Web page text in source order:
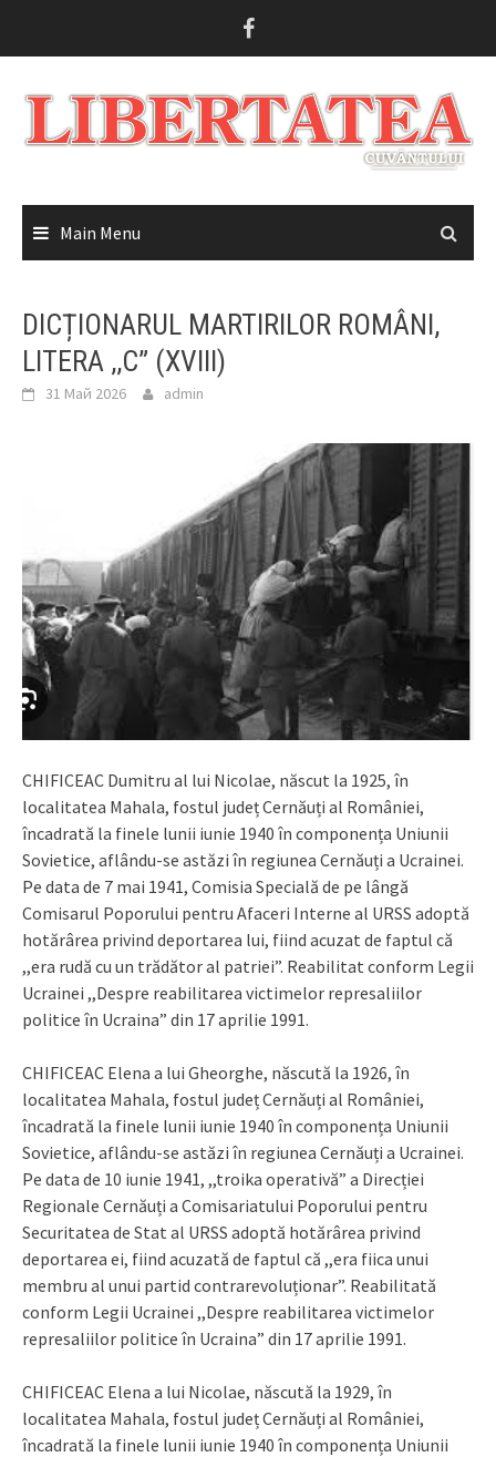
Main Menu
DICȚIONARUL MARTIRILOR ROMÂNI,
LITERA ,,C” (XVIII)
31 Май 2026 admin
CHIFICEAC Dumitru al lui Nicolae, născut la 1925, în
localitatea Mahala, fostul județ Cernăuți al României,
încadrată la finele lunii iunie 1940 în componența Uniunii
Sovietice, aflându-se astăzi în regiunea Cernăuți a Ucrainei.
Pe data de 7 mai 1941, Comisia Specială de pe lângă
Comisarul Poporului pentru Afaceri Interne al URSS adoptă
hotărârea privind deportarea lui, fiind acuzat de faptul că
,,era rudă cu un trădător al patriei”. Reabilitat conform Legii
Ucrainei ,,Despre reabilitarea victimelor represaliilor
politice în Ucraina” din 17 aprilie 1991.
CHIFICEAC Elena a lui Gheorghe, născută la 1926, în
localitatea Mahala, fostul județ Cernăuți al României,
încadrată la finele lunii iunie 1940 în componența Uniunii
Sovietice, aflându-se astăzi în regiunea Cernăuți a Ucrainei.
Pe data de 10 iunie 1941, ,,troika operativă” a Direcției
Regionale Cernăuți a Comisariatului Poporului pentru
Securitatea de Stat al URSS adoptă hotărârea privind
deportarea ei, fiind acuzată de faptul că ,,era fiica unui
membru al unui partid contrarevoluționar”. Reabilitată
conform Legii Ucrainei ,,Despre reabilitarea victimelor
represaliilor politice în Ucraina” din 17 aprilie 1991.
CHIFICEAC Elena a lui Nicolae, născută la 1929, în
localitatea Mahala, fostul județ Cernăuți al României,
încadrată la finele lunii iunie 1940 în componența Uniunii